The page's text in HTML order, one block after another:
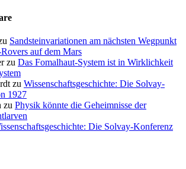
Sandsteinvariationen am nächsten Wegpunkt
auf dem Mars
zu Das Fomalhaut-System ist in Wirklichkeit
zu Wissenschaftsgeschichte: Die Solvay-
1927
zu Physik könnte die Geheimnisse der
Die Solvay-Konferenz